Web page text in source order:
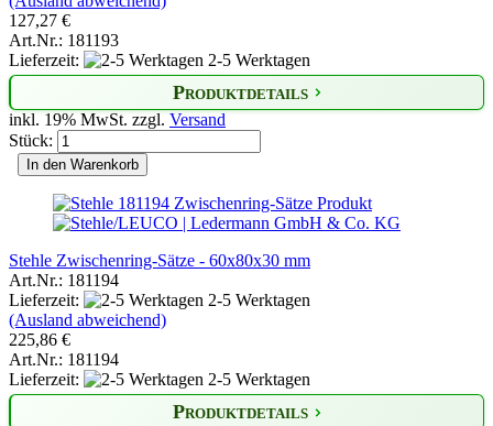
127,27 €
Art.Nr.: 181193
Lieferzeit:
2-5 Werktagen
Produktdetails
inkl. 19% MwSt. zzgl. Versand
Stück:
In den Warenkorb
Stehle Zwischenring-Sätze - 60x80x30 mm
Art.Nr.: 181194
Lieferzeit:
2-5 Werktagen
(Ausland abweichend)
225,86 €
Art.Nr.: 181194
Lieferzeit:
2-5 Werktagen
Produktdetails